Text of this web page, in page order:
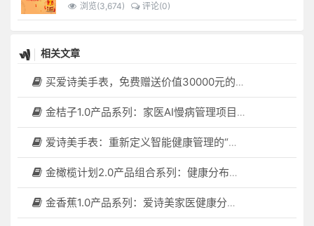
浏览(3,674) 评论(0)
相关文章
买爱诗美手表，免费赠送价值30000元的数智化门店系统一套（含硬件）
金桔子1.0产品系列：家医AI慢病管理项目全国招募区域合伙人，低投入，高回报，长收益
爱诗美手表：重新定义智能健康管理的“医疗级守护者”
金橄榄计划2.0产品组合系列：健康分布机（健康一体机）+慢病管理系统，可落地在健康小屋，社区服务中心等等
金香蕉1.0产品系列：爱诗美家医健康分布机，健康一体机，社区服务中心，药店，健康小屋都需要